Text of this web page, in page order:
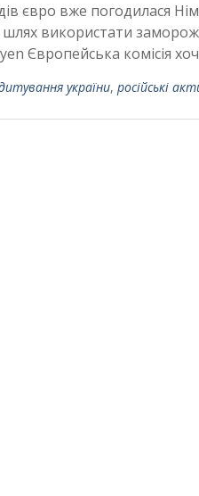
євро вже погодилася
використати
Європейська комісія
україни, російські